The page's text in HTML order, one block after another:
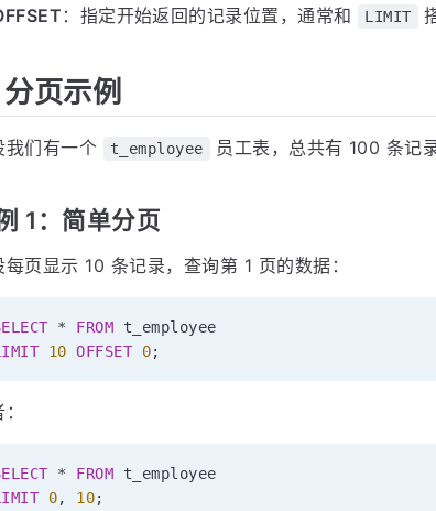
：指定开始返回的记录位置，通常和 LIMIT
页示例
我们有一个 t_employee 员工表，总共有 100 条记录
1：简单分页
每页显示 10 条记录，查询第 1 页的数据：
* FROM
10 OFFSET 0;
* FROM
0, 10;